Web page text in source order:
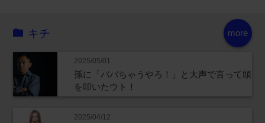
more
キチ
2025/05/01
孫に「ババちゃうやろ！」と大声で言って頭
を叩いたウト！
2025/04/12